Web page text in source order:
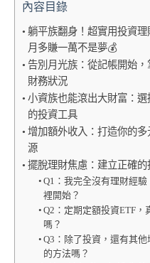
內容目錄
躺平族翻身！超實用投資理
月多賺一萬不是夢💰
告別月光族：從記帳開始，
財務狀況
小資族也能滾出大財富：選
的投資工具
增加額外收入：打造你的多
源
擺脫理財焦慮：建立正確的
Q1：我完全沒有理財經驗
裡開始？
Q2：定期定額投資ETF，
嗎？
Q3：除了投資，還有其他
的方法嗎？